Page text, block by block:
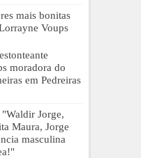
mais bonitas
Voups
moradora do
em Pedreiras
Jorge,
Maura, Jorge
masculina